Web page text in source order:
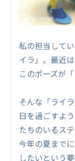
私の担当して
イラ」。最近
このポーズが
そんな「ライ
日を過ごすよ
たちのいるス
今年の夏まで
したいという